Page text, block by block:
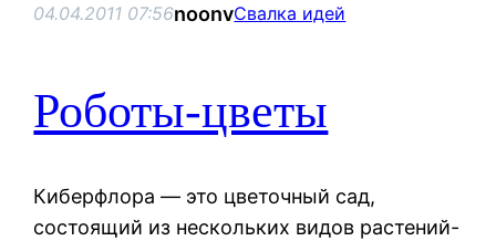
04.04.2011 07:56noonvСвалка идей
Роботы-цветы
Киберфлора — это цветочный сад,
состоящий из нескольких видов растений-